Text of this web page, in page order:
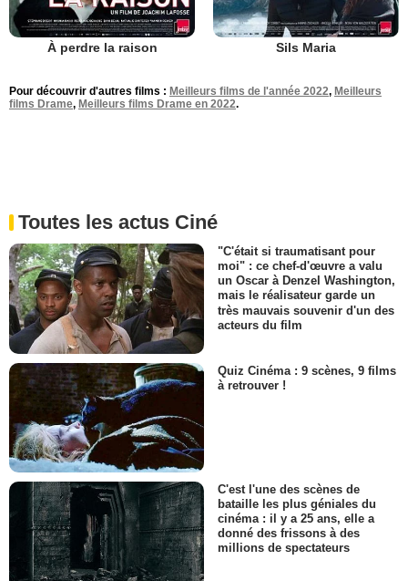
À perdre la raison Sils Maria
Pour découvrir d'autres films : Meilleurs films de l'année 2022, Meilleurs
films Drame, Meilleurs films Drame en 2022.
Toutes les actus Ciné
"C'était si traumatisant pour
moi" : ce chef-d'œuvre a valu
un Oscar à Denzel Washington,
mais le réalisateur garde un
très mauvais souvenir d'un des
acteurs du film
Quiz Cinéma : 9 scènes, 9 films
à retrouver !
C'est l'une des scènes de
bataille les plus géniales du
cinéma : il y a 25 ans, elle a
donné des frissons à des
millions de spectateurs